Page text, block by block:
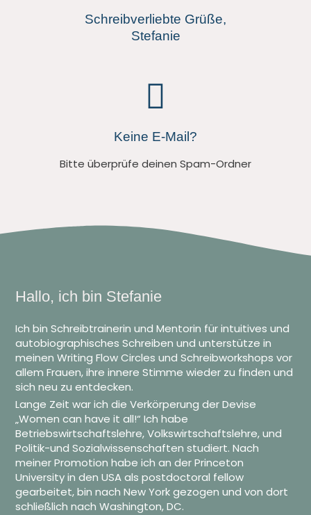
Schreibverliebte Grüße,
Stefanie
Keine E-Mail?
Bitte überprüfe deinen Spam-Ordner
Hallo, ich bin Stefanie
Ich bin Schreibtrainerin und Mentorin für intuitives und
autobiographisches Schreiben und unterstütze in
meinen Writing Flow Circles und Schreibworkshops vor
allem Frauen, ihre innere Stimme wieder zu finden und
sich neu zu entdecken.
Lange Zeit war ich die Verkörperung der Devise
„Women can have it all!“ Ich habe
Betriebswirtschaftslehre, Volkswirtschaftslehre, und
Politik-und Sozialwissenschaften studiert. Nach
meiner Promotion habe ich an der Princeton
University in den USA als postdoctoral fellow
gearbeitet, bin nach New York gezogen und von dort
schließlich nach Washington, DC.